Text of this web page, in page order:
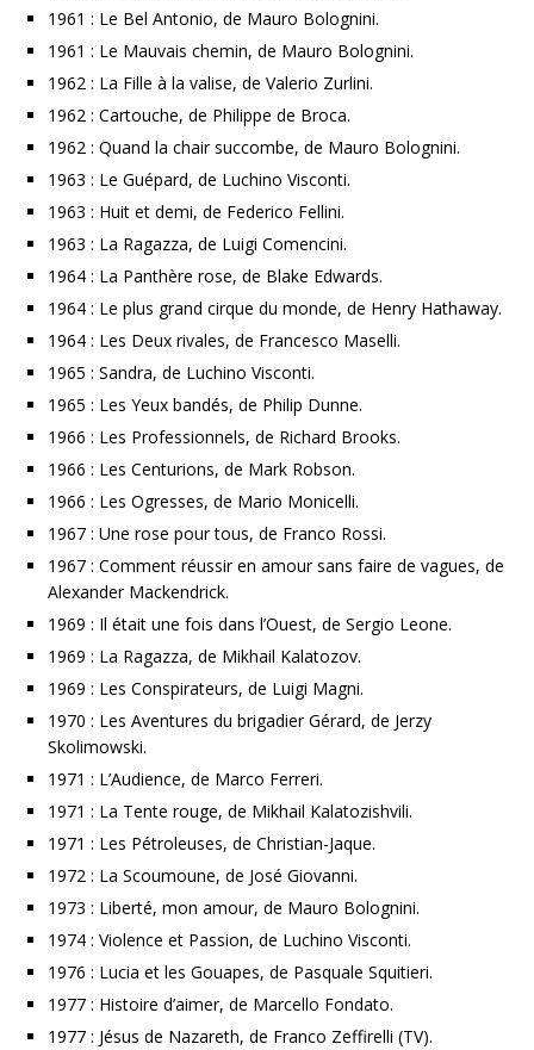
1961 : Le Bel Antonio, de Mauro Bolognini.
1961 : Le Mauvais chemin, de Mauro Bolognini.
1962 : La Fille à la valise, de Valerio Zurlini.
1962 : Cartouche, de Philippe de Broca.
1962 : Quand la chair succombe, de Mauro Bolognini.
1963 : Le Guépard, de Luchino Visconti.
1963 : Huit et demi, de Federico Fellini.
1963 : La Ragazza, de Luigi Comencini.
1964 : La Panthère rose, de Blake Edwards.
1964 : Le plus grand cirque du monde, de Henry Hathaway.
1964 : Les Deux rivales, de Francesco Maselli.
1965 : Sandra, de Luchino Visconti.
1965 : Les Yeux bandés, de Philip Dunne.
1966 : Les Professionnels, de Richard Brooks.
1966 : Les Centurions, de Mark Robson.
1966 : Les Ogresses, de Mario Monicelli.
1967 : Une rose pour tous, de Franco Rossi.
1967 : Comment réussir en amour sans faire de vagues, de
Alexander Mackendrick.
1969 : Il était une fois dans l’Ouest, de Sergio Leone.
1969 : La Ragazza, de Mikhail Kalatozov.
1969 : Les Conspirateurs, de Luigi Magni.
1970 : Les Aventures du brigadier Gérard, de Jerzy
Skolimowski.
1971 : L’Audience, de Marco Ferreri.
1971 : La Tente rouge, de Mikhail Kalatozishvili.
1971 : Les Pétroleuses, de Christian-Jaque.
1972 : La Scoumoune, de José Giovanni.
1973 : Liberté, mon amour, de Mauro Bolognini.
1974 : Violence et Passion, de Luchino Visconti.
1976 : Lucia et les Gouapes, de Pasquale Squitieri.
1977 : Histoire d’aimer, de Marcello Fondato.
1977 : Jésus de Nazareth, de Franco Zeffirelli (TV).